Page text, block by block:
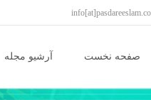
content
صفحه نخست آرشیو مجله